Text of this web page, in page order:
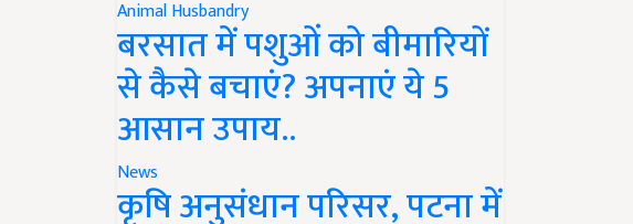
Animal Husbandry
बरसात में पशुओं को बीमारियों
से कैसे बचाएं? अपनाएं ये 5
आसान उपाय..
News
कृषि अनुसंधान परिसर, पटना में